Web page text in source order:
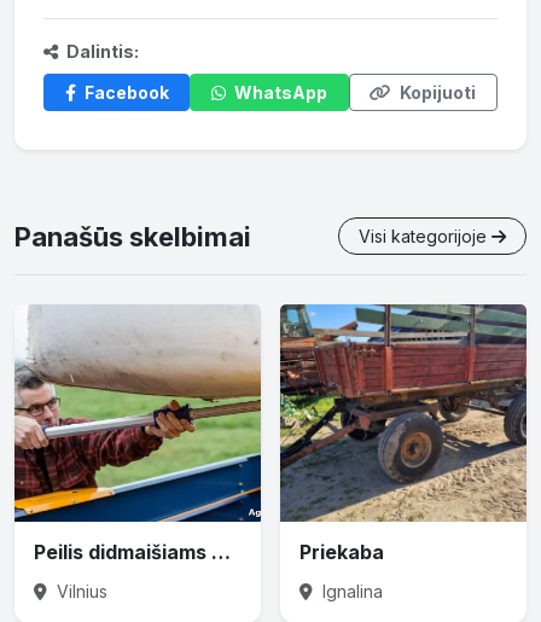
Dalintis:
Facebook
WhatsApp Kopijuoti
Panašūs skelbimai Visi kategorijoje
Peilis didmaišiams prapjauti
Vilnius
Priekaba
Ignalina